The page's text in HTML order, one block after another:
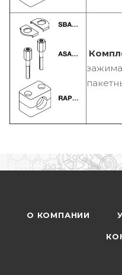
О КОМПАНИИ